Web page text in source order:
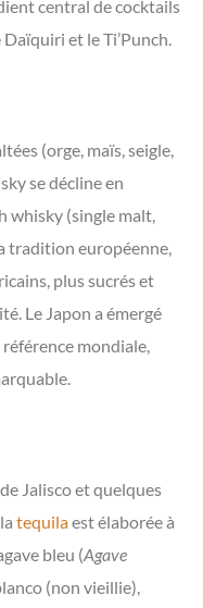
central de cocktails
et le Ti’Punch.
(orge, maïs, seigle,
se décline en
whisky (single malt,
tradition européenne,
plus sucrés et
Le Japon a émergé
mondiale,
Jalisco et quelques
tequilaest élaborée à
bleu (Agave
(non vieillie),